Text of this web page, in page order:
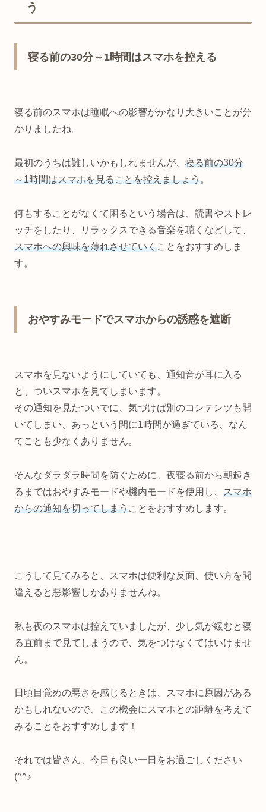
う
寝る前の30分～1時間はスマホを控える
寝る前のスマホは睡眠への影響がかなり大きいことが分
かりましたね。
最初のうちは難しいかもしれませんが、 寝る前の30分
～1時間はスマホを見ることを控えましょう。
何もすることがなくて困るという場合は、読書やストレ
ッチをしたり、リラックスできる音楽を聴くなどして、
スマホへの興味を薄れさせていくことをおすすめしま
す。
おやすみモードでスマホからの誘惑を遮断
スマホを見ないようにしていても、通知音が耳に入る
と、ついスマホを見てしまいます。
その通知を見たついでに、気づけば別のコンテンツも開
いてしまい、あっという間に1時間が過ぎている、なん
てことも少なくありません。
そんなダラダラ時間を防ぐために、夜寝る前から朝起き
るまではおやすみモードや機内モードを使用し、 スマホ
からの通知を切ってしまうことをおすすめします。
こうして見てみると、スマホは便利な反面、使い方を間
違えると悪影響しかありませんね。
私も夜のスマホは控えていましたが、少し気が緩むと寝
る直前まで見てしまうので、気をつけなくてはいけませ
ん。
日頃目覚めの悪さを感じるときは、スマホに原因がある
かもしれないので、この機会にスマホとの距離を考えて
みることをおすすめします！
それでは皆さん、今日も良い一日をお過ごしください
(^^♪